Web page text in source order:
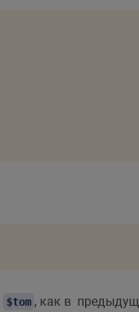
$tom , как в